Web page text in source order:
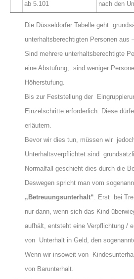
ab 5.101 nach den
Die Düsseldorfer Tabelle geht
unterhaltsberechtigten Personen aus
Sind mehrere unterhaltsberechtigte
eine Abstufung; sind weniger
Höherstufung.
Bis zur Feststellung der
Einzelschritte erforderlich. Diese
erläutern.
Bevor wir dies tun, müssen wir
Unterhaltsverpflichtet sind
Normalfall geschieht dies durch die
Deswegen spricht man vom
„Betreuungsunterhalt“. Erst bei
nur dann, wenn sich das Kind
aufhält, entsteht eine Verpflichtung /
von Unterhalt in Geld, den
Wenn wir insoweit von
von Barunterhalt.